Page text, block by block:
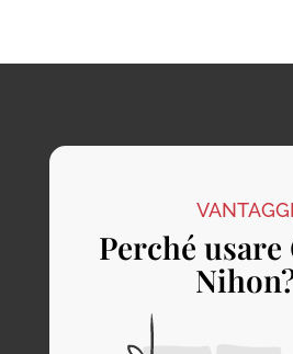
VANTAGGI
Perché usare